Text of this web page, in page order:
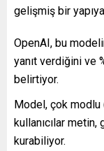
gelişmiş bir
OpenAI, bu
yanıt verdiğini ve
belirtiyor.
Model, çok modlu
kullanıcılar
kurabiliyor.